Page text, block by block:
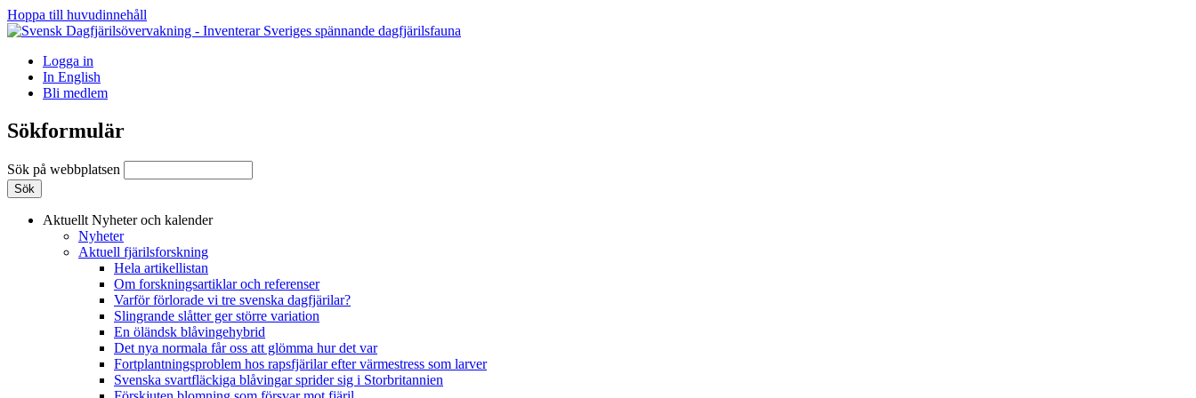
Hoppa till huvudinnehåll
Logga in
In English
Bli medlem
Sökformulär
Sök på webbplatsen
Aktuellt Nyheter och kalender
Nyheter
Aktuell fjärilsforskning
Hela artikellistan
Om forskningsartiklar och referenser
Varför förlorade vi tre svenska dagfjärilar?
Slingrande slåtter ger större variation
En öländsk blåvingehybrid
Det nya normala får oss att glömma hur det var
Fortplantningsproblem hos rapsfjärilar efter värmestress som larver
Svenska svartfläckiga blåvingar sprider sig i Storbritannien